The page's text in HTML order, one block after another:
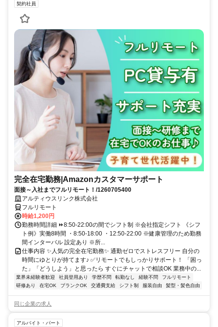
契約社員
完全在宅勤務|Amazonカスタマーサポート
面接～入社までフルリモート！/1260705400
アルティウスリンク株式会社
フルリモート
時給1,200円
勤務時間詳細 ⏩8:50-22:00の間でシフト制 ※会社指定シフト 《シフ
ト例》実働8時間 ・8:50-18:00 ・12:50-22:00 ※健康管理のため勤務
間インターバル 設定あり ※所...
仕事内容 ✨人気の完全在宅勤務✨ 通勤ゼロでストレスフリー 自分の
時間にゆとりが持てます♪ ✅リモートでもしっかりサポート！ 「困っ
た」「どうしよう」と思ったら すぐにチャットで相談OK 業務中の...
業界未経験者歓迎 社員登用あり 学歴不問 転勤なし 経験不問
フルリモート
研修あり
在宅OK ブランクOK 交通費支給 シフト制 服装自由 髪型・髪色自由
同じ企業の求人
アルバイト・パート